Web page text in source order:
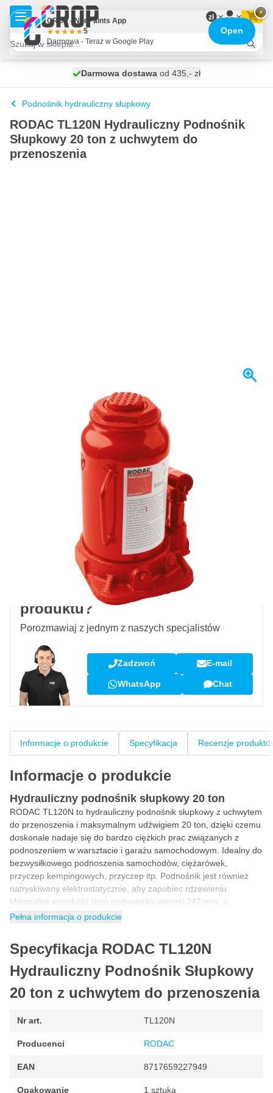
Przejdź do treści
zł
wysyłka dzisiaj
Darmowa dostawa od 435,- zł
100 dni
Podnośnik hydrauliczny słupkowy
RODAC TL120N Hydrauliczny Podnośnik
Słupkowy 20 ton z uchwytem do
przenoszenia
zł Z VAT
Dodaj do koszyka
wysyłka dzisiaj
Darmowa dostawa
od 435,- zł
na zwrot i wymianę
Opinie klientów:4,58/5 (7 096 recenzji)
Pytanie dotyczące tego
produktu?
Porozmawiaj z jednym z naszych specjalistów
Zadzwoń E-mail
WhatsApp Chat
Informacje o produkcie Specyfikacja Recenzje
Informacje o produkcie
Hydrauliczny podnośnik słupkowy 20 ton
RODAC TL120N to hydrauliczny podnośnik słupkowy z uchwytem
do przenoszenia i maksymalnym udźwigiem 20 ton, dzięki czemu
doskonale nadaje się do bardzo ciężkich prac związanych z
podnoszeniem w warsztacie i garażu samochodowym. Idealny do
bezwysiłkowego podnoszenia samochodów, ciężarówek,
przyczep kempingowych, przyczep itp. Podnośnik jest również
natryskiwany elektrostatycznie, aby zapobiec rdzewieniu.
Minimalna wysokość tego podnośnika wynosi 242 mm, a
maksymalna 452 mm.
o wadze poniżej 20 ton
Ten hydrauliczny podnośnik słupkowy jest wyposażony w zawór
nadciśnieniowy. Zawór nadciśnieniowy zapobiega przeciążeniu.
Podczas podnoszenia pojazdów lub elementów roboczych
stojaka na oś. Podnośnik garnkowy służy wyłącznie do
hydrauliczny RODAC jest wyposażony w drążek pompy, który
hydraulicznego. Pręt należy zamocować w wyznaczonym
miejscu, a następnie pompować w górę i w dół, a wysięgnik
Pełna informacja o produkcie
Specyfikacja RODAC TL120N
Hydrauliczny Podnośnik Słupkowy
20 ton z uchwytem do przenoszenia
Nr art. TL120N
Producenci RODAC
EAN 8717659227949
Opakowanie 1 sztuka
×
CROP - NonPaints App
5
Darmowa - Teraz w Google Play
Open